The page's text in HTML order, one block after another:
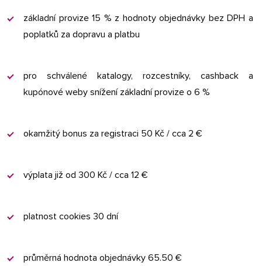
základní provize 15 % z hodnoty objednávky bez DPH a
poplatků za dopravu a platbu
pro schválené katalogy, rozcestníky, cashback a
kupónové weby snížení základní provize o 6 %
okamžitý bonus za registraci 50 Kč / cca 2 €
výplata již od 300 Kč / cca 12 €
platnost cookies 30 dní
průměrná hodnota objednávky 65.50 €